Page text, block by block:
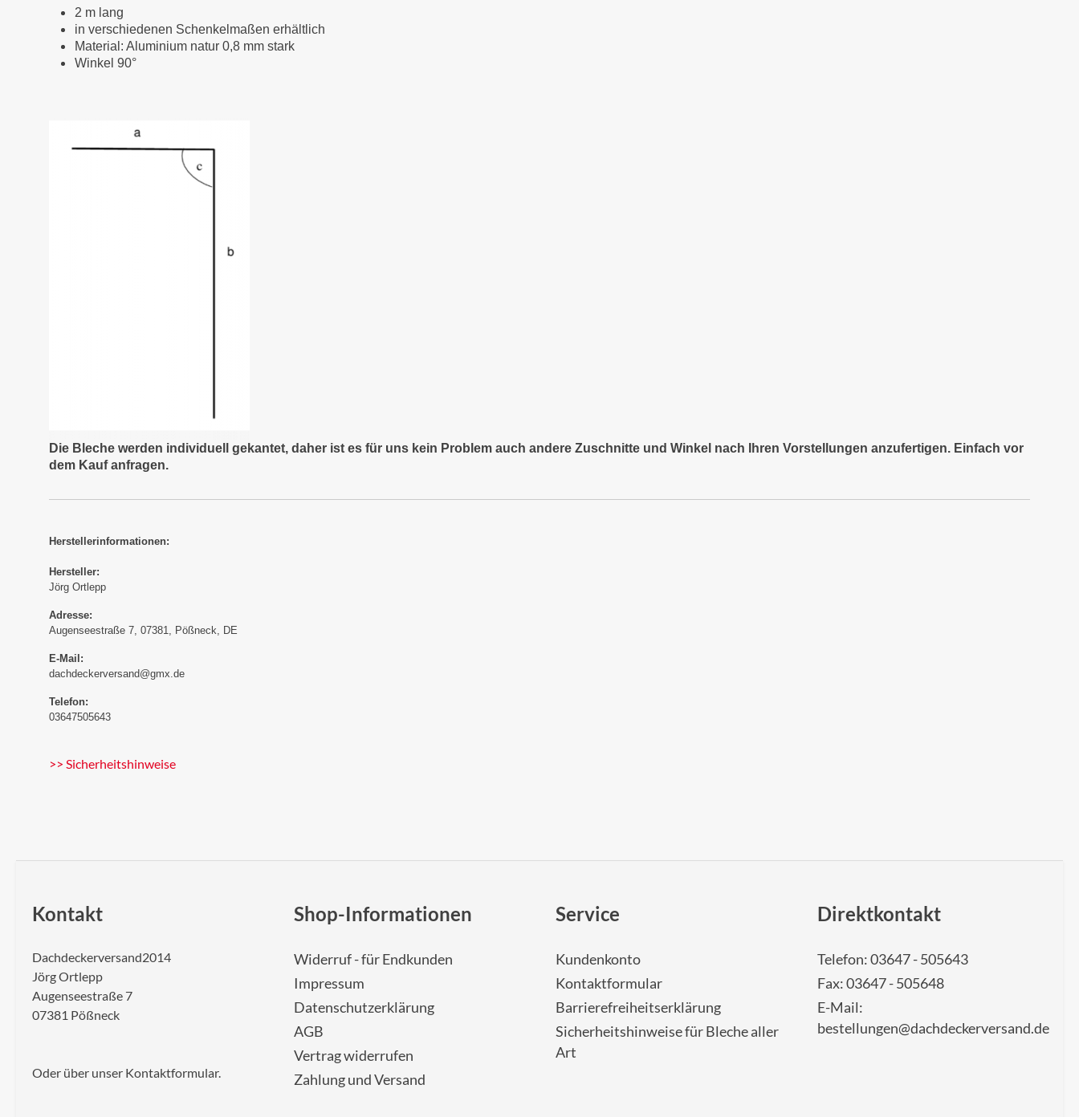
2 m lang
in verschiedenen Schenkelmaßen erhältlich
Material: Aluminium natur 0,8 mm stark
Winkel 90°
Die Bleche werden individuell gekantet, daher ist es für uns kein Problem auch andere Zuschnitte und Winkel nach Ihren Vorstellungen anzufertigen. Einfach vor
dem Kauf anfragen.
Herstellerinformationen:
Hersteller:
Jörg Ortlepp
Adresse:
Augenseestraße 7, 07381, Pößneck, DE
E-Mail:
dachdeckerversand@gmx.de
Telefon:
03647505643
>> Sicherheitshinweise
Kontakt
Dachdeckerversand2014
Jörg Ortlepp
Augenseestraße 7
07381 Pößneck
Oder über unser Kontaktformular.
Shop-Informationen
Widerruf - für Endkunden
Impressum
Datenschutzerklärung
AGB
Vertrag widerrufen
Zahlung und Versand
Service
Kundenkonto
Kontaktformular
Barrierefreiheitserklärung
Sicherheitshinweise für Bleche aller
Art
Direktkontakt
Telefon: 03647 - 505643
Fax: 03647 - 505648
E-Mail:
bestellungen@dachdeckerversand.de